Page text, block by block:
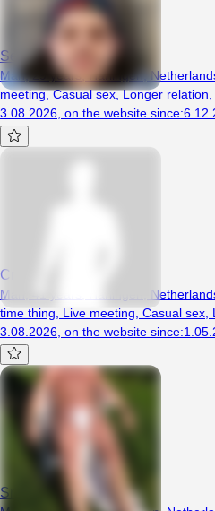
Seded
Man, 29 years, Harlingen,
meeting,Casual sex,Longer relation,
3.08.2026, on the website since:
CraigHall39
Man, 41 years, Harlingen,
time thing
Live meeting Casual sex
3.08.2026 on the website since:
Srdzio